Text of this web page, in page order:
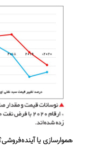
هموارسازی یا